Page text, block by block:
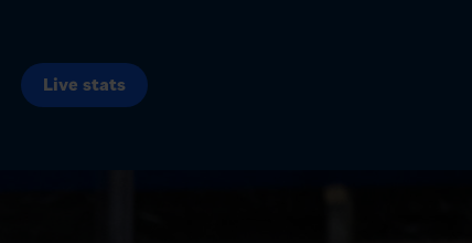
Live stats